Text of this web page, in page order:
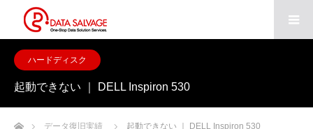
ハードディスク
起動できない ｜ DELL Inspiron 530
ホームデータ復旧実績 起動できない ｜ DELL Inspiron 530